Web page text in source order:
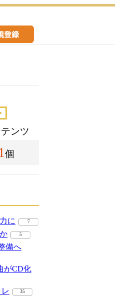
ンツ
個
に 7
5
備へ
がCD化
35